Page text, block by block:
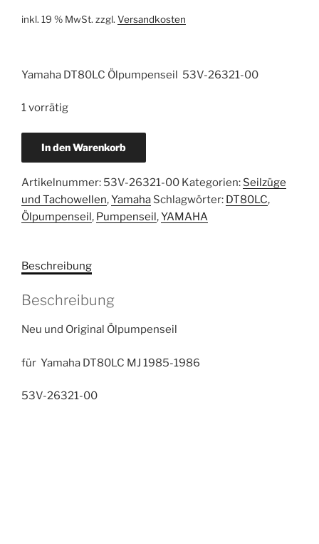
war:
ist:
inkl. 19 % MwSt. zzgl. Versandkosten
Yamaha DT80LC Ölpumpenseil 53V-26321-00
1 vorrätig
Yamaha
Ölpumpenseil
53V-
26321-
Menge
In den Warenkorb
Artikelnummer: 53V-26321-00 Kategorien: Seilzüge
und Tachowellen,Yamaha Schlagwörter: DT80LC,
Ölpumpenseil, Pumpenseil,YAMAHA
Beschreibung
Beschreibung
Neu und Original Ölpumpenseil
für Yamaha DT80LC MJ 1985-1986
53V-26321-00